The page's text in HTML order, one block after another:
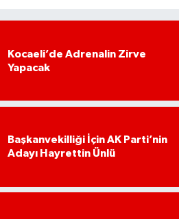
Kocaeli’de Adrenalin Zirve
Yapacak
Başkanvekilliği İçin AK Parti’nin
Adayı Hayrettin Ünlü